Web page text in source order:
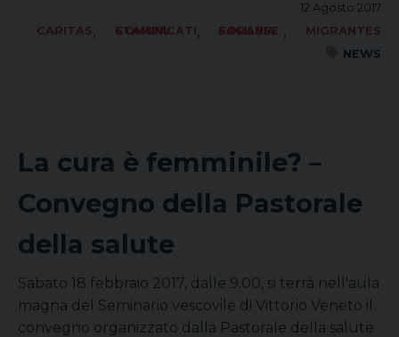
12 Agosto 2017
CARITAS, COMUNICATI STAMPA , FORANIA SACILESE ,
MIGRANTES
NEWS
La cura è femminile? –
Convegno della Pastorale
della salute
Sabato 18 febbraio 2017, dalle 9.00, si terrà nell'aula
magna del Seminario vescovile di Vittorio Veneto il
convegno organizzato dalla Pastorale della salute